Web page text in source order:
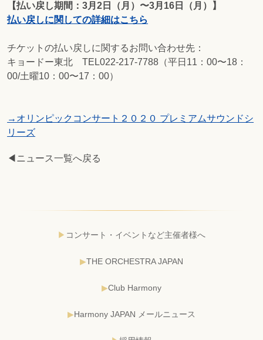
【払い戻し期間：3月2日（月）〜3月16日（月）】
払い戻しに関しての詳細はこちら
チケットの払い戻しに関するお問い合わせ先：
キョードー東北 TEL022-217-7788（平日11：00〜18：
00/土曜10：00〜17：00）
→オリンピックコンサート２０２０ プレミアムサウンドシ
リーズ
◀ニュース一覧へ戻る
コンサート・イベントなど主催者様へ
THE ORCHESTRA JAPAN
Club Harmony
Harmony JAPAN メールニュース